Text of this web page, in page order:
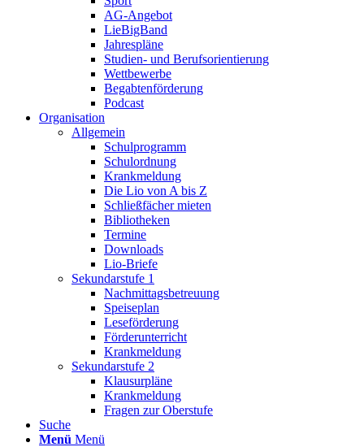
AG-Angebot
LieBigBand
Jahrespläne
Studien- und Berufsorientierung
Wettbewerbe
Begabtenförderung
Podcast
Organisation
Allgemein
Schulprogramm
Schulordnung
Krankmeldung
Die Lio von A bis Z
Schließfächer mieten
Bibliotheken
Termine
Downloads
Lio-Briefe
Sekundarstufe 1
Nachmittagsbetreuung
Speiseplan
Leseförderung
Förderunterricht
Krankmeldung
Sekundarstufe 2
Klausurpläne
Krankmeldung
Fragen zur Oberstufe
Suche
Menü Menü